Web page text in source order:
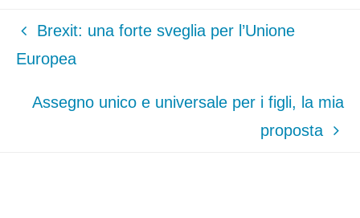
Brexit: una forte sveglia per l’Unione
Europea
Assegno unico e universale per i figli, la mia
proposta